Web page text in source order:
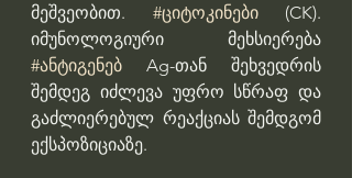
მეშვეობით. #ციტოკინები (CK).
#ანტიგენებ Ag-თან შეხვედრის
შემდეგ იძლევა უფრო სწრაფ და
გაძლიერებულ რეაქციას შემდგომ
ექსპოზიციაზე.